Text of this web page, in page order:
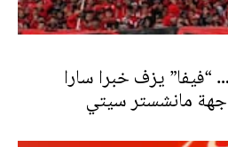
“فيفا” يزف خبرا سارا
مانشستر سيتي